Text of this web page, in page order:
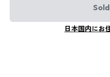
日本国内にお